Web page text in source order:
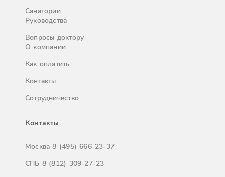
Санатории
Руководства
Вопросы доктору
О компании
Как оплатить
Контакты
Сотрудничество
Контакты
Москва8 (495) 666-23-37
СПБ 8 (812) 309-27-23